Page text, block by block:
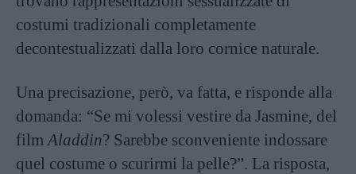
costumi tradizionali completamente
decontestualizzati dalla loro cornice naturale.
Una precisazione, però, va fatta, e risponde alla
domanda: “Se mi volessi vestire da Jasmine, del
film Aladdin? Sarebbe sconveniente indossare
quel costume o scurirmi la pelle?”. La risposta,